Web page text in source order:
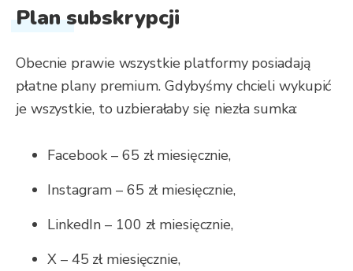
Plan subskrypcji
Obecnie prawie wszystkie platformy posiadają
płatne plany premium. Gdybyśmy chcieli wykupić
je wszystkie, to uzbierałaby się niezła sumka:
Facebook – 65 zł miesięcznie,
Instagram – 65 zł miesięcznie,
LinkedIn – 100 zł miesięcznie,
X – 45 zł miesięcznie,